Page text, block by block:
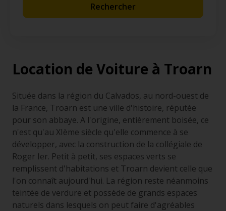
Rechercher
Location de Voiture à Troarn
Située dans la région du Calvados, au nord-ouest de
la France, Troarn est une ville d'histoire, réputée
pour son abbaye. A l'origine, entièrement boisée, ce
n'est qu'au XIème siècle qu'elle commence à se
développer, avec la construction de la collégiale de
Roger Ier. Petit à petit, ses espaces verts se
remplissent d'habitations et Troarn devient celle que
l'on connaît aujourd'hui. La région reste néanmoins
teintée de verdure et possède de grands espaces
naturels dans lesquels on peut faire d'agréables